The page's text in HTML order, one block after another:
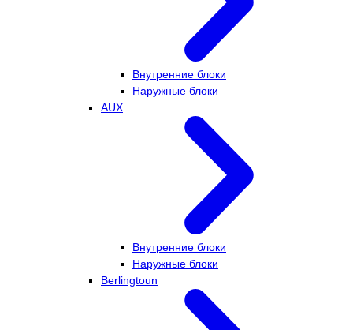
Внутренние блоки
Наружные блоки
AUX
Внутренние блоки
Наружные блоки
Berlingtoun